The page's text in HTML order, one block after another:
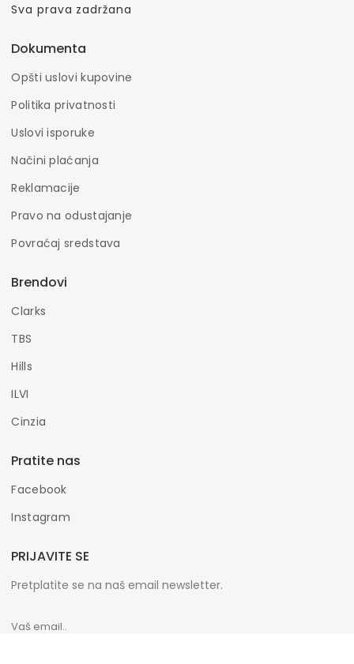
Sva prava zadržana
Dokumenta
Opšti uslovi kupovine
Politika privatnosti
Uslovi isporuke
Načini plaćanja
Reklamacije
Pravo na odustajanje
Povraćaj sredstava
Brendovi
Clarks
TBS
Hills
ILVI
Cinzia
Pratite nas
Facebook
Instagram
PRIJAVITE SE
Pretplatite se na naš email newsletter.